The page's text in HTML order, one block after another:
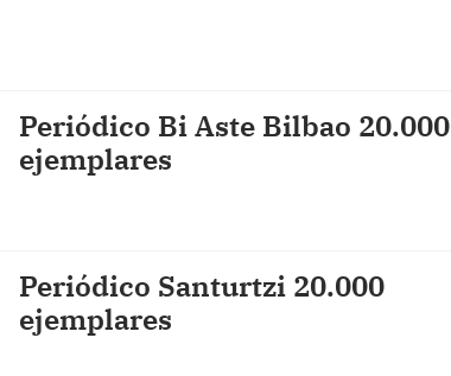
Periódico Bi Aste Bilbao 20.000
ejemplares
Periódico Santurtzi 20.000
ejemplares